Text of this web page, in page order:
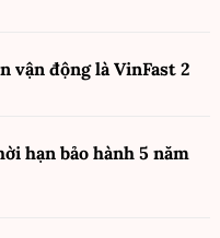
vận động là VinFast2
hạn bảo hành 5 năm